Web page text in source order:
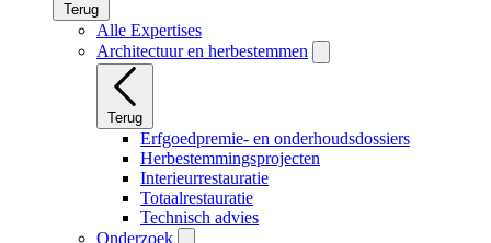
Terug
Alle Expertises
Architectuur en herbestemmen
Terug
Erfgoedpremie- en onderhoudsdossiers
Herbestemmingsprojecten
Interieurrestauratie
Totaalrestauratie
Technisch advies
Onderzoek